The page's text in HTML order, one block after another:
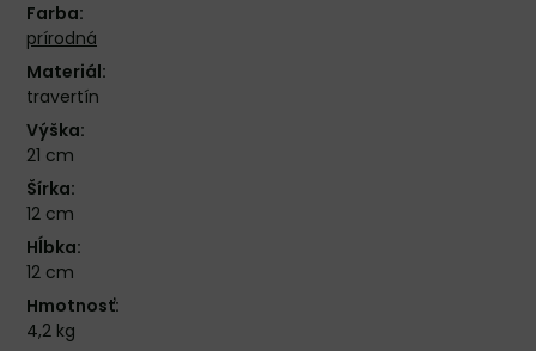
Farba:
prírodná
Materiál:
travertín
Výška:
21 cm
Šírka:
12 cm
Hĺbka:
12 cm
Hmotnosť:
4,2 kg